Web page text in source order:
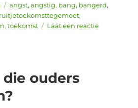
Tags
angst,angstig, bang, bangerd,
,
,toekomst
Laat een reactie
ouders